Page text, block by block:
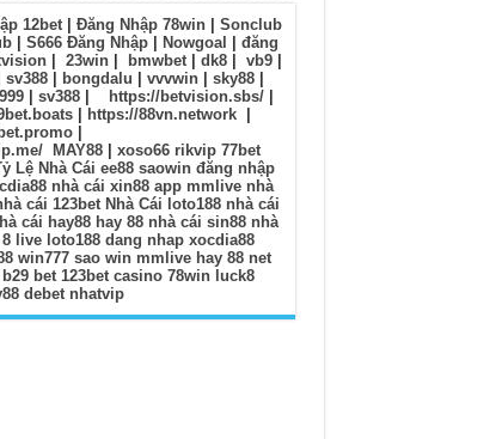
12bet| Đăng Nhập 78win| Sonclub
| S666 Đăng Nhập| Nowgoal
đăng
| 23win| bmwbet| dk8| vb9|
sv388| bongdalu vvvwin| sky88|
| sv388| https://betvision.sbs/|
| https://88vn.network
|
MAY88| xoso66 rikvip 77bet
Lệ Nhà Cái ee88 saowin đăng nhập
nhà cái xin88 app mmlive nhà
cái 123bet Nhà Cái loto188 nhà cái
cái hay88 hay 88 nhà cái sin88 nhà
8 live loto188 dang nhap xocdia88
win777 sao win mmlive hay 88 net
bet 123bet casino 78win luck8
debet nhatvip